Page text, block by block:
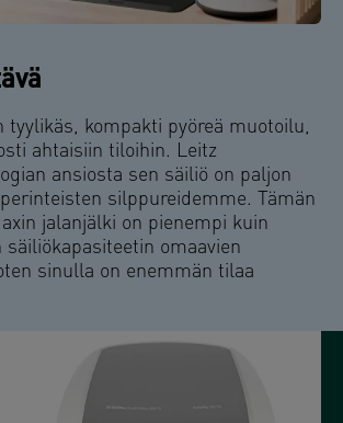
tyylikäs, kompakti pyöreä muotoilu,
ahtaisiin tiloihin. Leitz
ansiosta sen säiliö on paljon
silppureidemme. Tämän
jalanjälki on pienempi kuin
omaavien
sinulla on enemmän tilaa